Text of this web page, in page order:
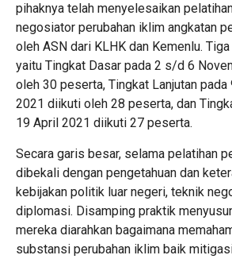
pihaknya telah menyelesaikan
negosiator perubahan iklim angkatan
oleh ASN dari KLHK dan Kemenlu.
yaitu Tingkat Dasar pada 2 s/d 6
oleh 30 peserta, Tingkat Lanjutan
2021 diikuti oleh 28 peserta, dan
19 April 2021 diikuti 27 peserta.
Secara garis besar, selama pelatihan
dibekali dengan pengetahuan dan
kebijakan politik luar negeri, teknik
diplomasi. Disamping praktik
mereka diarahkan bagaimana
substansi perubahan iklim baik